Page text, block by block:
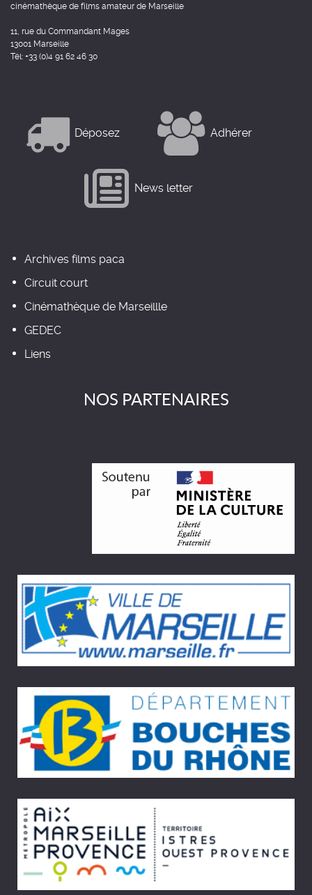
cinémathèque de films amateur de Marseille
11, rue du Commandant Mages
13001 Marseille
Tél: +33 (0)4 91 62 46 30
Déposez Adhérer
News letter
Archives films paca
Circuit court
Cinémathèque de Marseillle
GEDEC
Liens
NOS PARTENAIRES